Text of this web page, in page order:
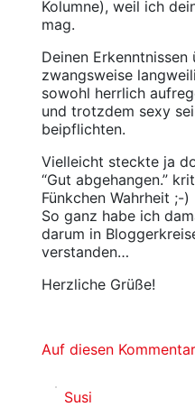
Kolumne), weil ich
mag.
Deinen
zwangsweise
sowohl herrlich
und trotzdem sexy
beipflichten.
Vielleicht steckte ja
“Gut abgehangen.”
Fünkchen Wahrheit ;-)
So ganz habe ich
darum in
verstanden…
Herzliche Grüße!
Auf diesen
Susi